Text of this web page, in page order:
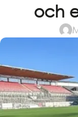
och